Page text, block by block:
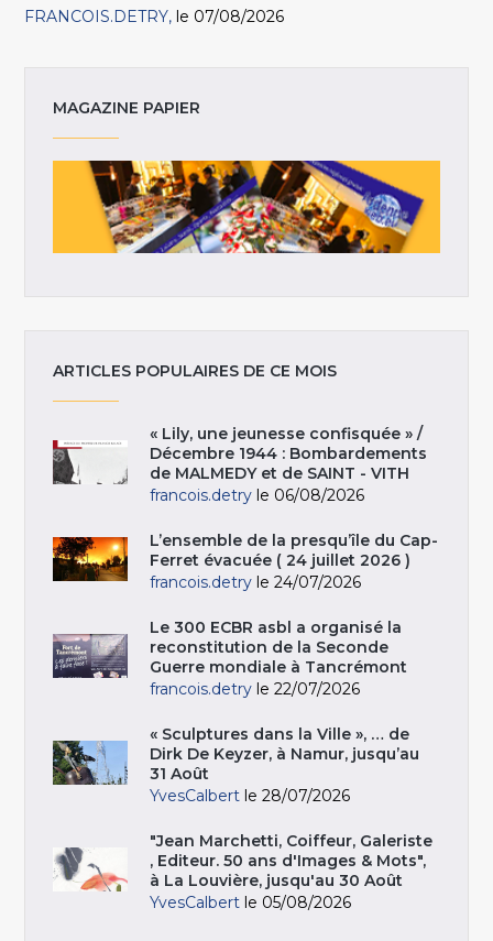
FRANCOIS.DETRY le 07/08/2026
MAGAZINE PAPIER
ARTICLES POPULAIRES DE CE MOIS
« Lily, une jeunesse confisquée » /
Décembre 1944 : Bombardements
de MALMEDY et de SAINT - VITH
francois.detry le 06/08/2026
L’ensemble de la presqu’île du Cap-
Ferret évacuée ( 24 juillet 2026 )
francois.detry le 24/07/2026
Le 300 ECBR asbl a organisé la
reconstitution de la Seconde
Guerre mondiale à Tancrémont
francois.detry le 22/07/2026
« Sculptures dans la Ville », … de
Dirk De Keyzer, à Namur, jusqu’au
31 Août
YvesCalbert le 28/07/2026
"Jean Marchetti, Coiffeur, Galeriste
, Editeur. 50 ans d'Images & Mots",
à La Louvière, jusqu'au 30 Août
YvesCalbert le 05/08/2026